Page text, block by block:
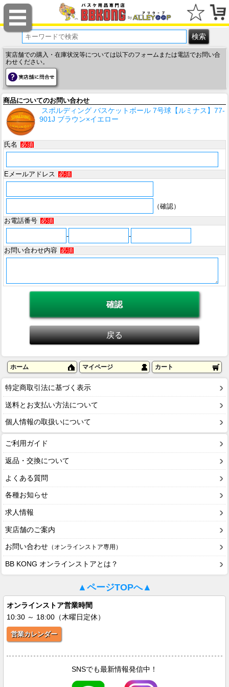
実店舗での購入・在庫状況等については以下のフォームまたは電話でお問い合
わせください。
商品についてのお問い合わせ
スポルディング バスケットボール 7号球【ルミナス】77-
901J ブラウン×イエロー
氏名 必須
Eメールアドレス 必須
（確認）
お電話番号
必須
-
-
お問い合わせ内容
必須
ホーム マイページ カート
特定商取引法に基づく表示
送料とお支払い方法について
個人情報の取扱いについて
ご利用ガイド
返品・交換について
よくある質問
各種お知らせ
求人情報
実店舗のご案内
お問い合わせ （オンラインストア専用）
BB KONG オンラインストアとは？
▲ページTOPへ▲
オンラインストア営業時間
10:30 ～ 18:00（木曜日定休）
営業カレンダー
SNSでも最新情報発信中！